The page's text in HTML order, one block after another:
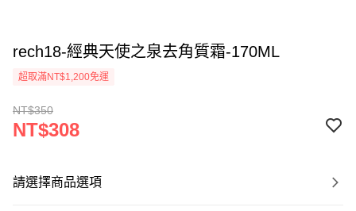
rech18-經典天使之泉去角質霜-170ML
超取滿NT$1,200免運
NT$350
NT$308
請選擇商品選項